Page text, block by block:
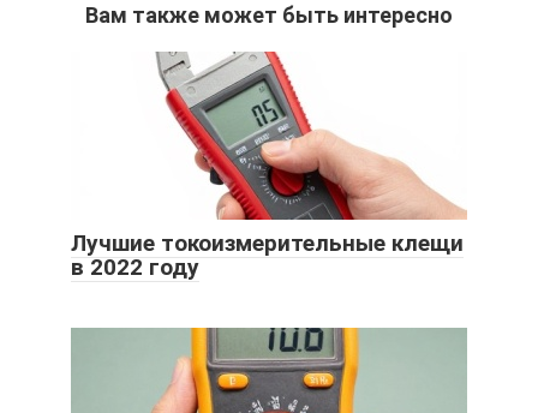
Вам также может быть интересно
Лучшие токоизмерительные клещи
в 2022 году